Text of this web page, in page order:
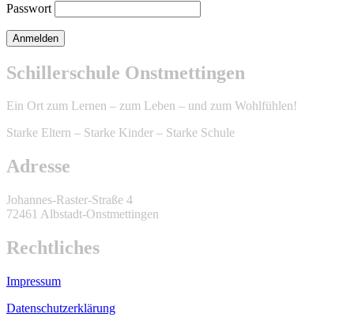
Passwort
Schillerschule Onstmettingen
Ein Ort zum Lernen – zum Leben – und zum Wohlfühlen!
Starke Eltern – Starke Kinder – Starke Schule
Adresse
Johannes-Raster-Straße 4
72461 Albstadt-Onstmettingen
Rechtliches
Impressum
Datenschutzerklärung